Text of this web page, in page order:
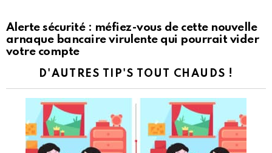
Alerte sécurité : méfiez-vous de cette nouvelle
arnaque bancaire virulente qui pourrait vider
votre compte
D'AUTRES TIP'S TOUT CHAUDS !